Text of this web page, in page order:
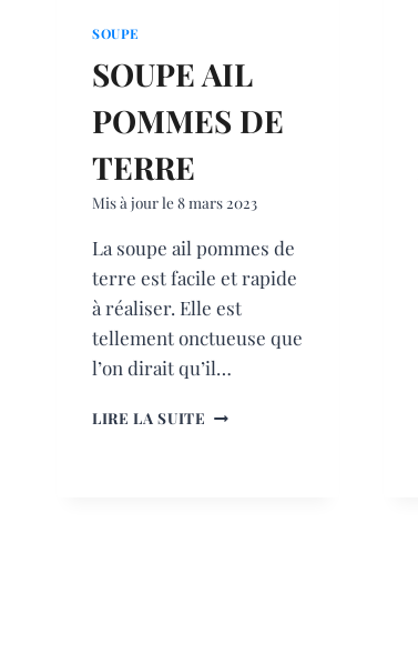
SOUPE
SOUPE AIL
POMMES DE
TERRE
Mis à jour le8 mars 2023
La soupe ail pommes de
terre est facile et rapide
à réaliser. Elle est
tellement onctueuse que
l’on dirait qu’il…
LIRE LA SUITE SOUPE